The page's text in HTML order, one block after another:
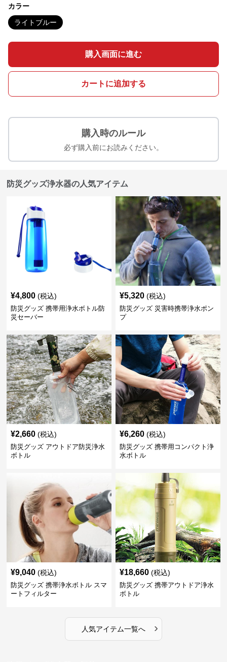
カラー
ライトブルー
購入画面に進む
カートに追加する
購入時のルール
必ず購入前にお読みください。
防災グッズ浄水器の人気アイテム
¥4,800 (税込)
防災グッズ 携帯用浄水ボトル防
災セーバー
¥5,320 (税込)
防災グッズ 災害時携帯浄水ポン
プ
¥2,660 (税込)
防災グッズ アウトドア防災浄水
ボトル
¥6,260 (税込)
防災グッズ 携帯用コンパクト浄
水ボトル
¥9,040 (税込)
防災グッズ 携帯浄水ボトル スマ
ートフィルター
¥18,660 (税込)
防災グッズ 携帯アウトドア浄水
ボトル
人気アイテム一覧へ ›